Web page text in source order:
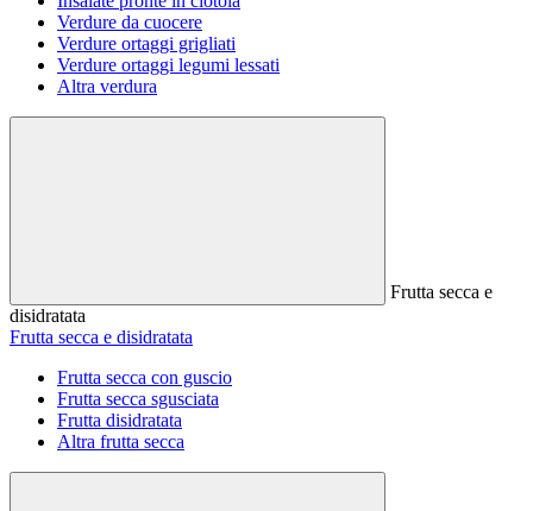
Verdure da cuocere
Verdure ortaggi grigliati
Verdure ortaggi legumi lessati
Altra verdura
Frutta secca e
disidratata
Frutta secca e disidratata
Frutta secca con guscio
Frutta secca sgusciata
Frutta disidratata
Altra frutta secca